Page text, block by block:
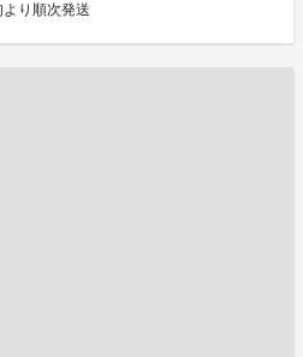
り順次発送